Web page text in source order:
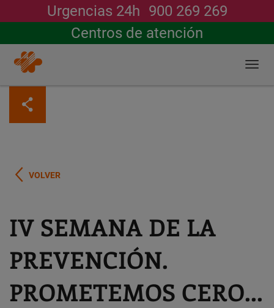
contenido
principal
Urgencias 24h 900 269 269
Centros de atención
Buscar
VOLVER
IV SEMANA DE LA
PREVENCIÓN.
PROMETEMOS CERO...